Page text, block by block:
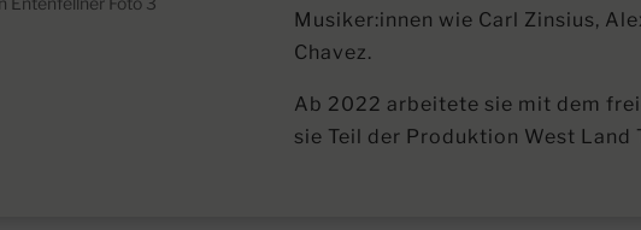
Musiker:innen wie Carl Zinsius,
Chavez.
Ab 2022 arbeitete sie mit dem
sie Teil der Produktion West Land